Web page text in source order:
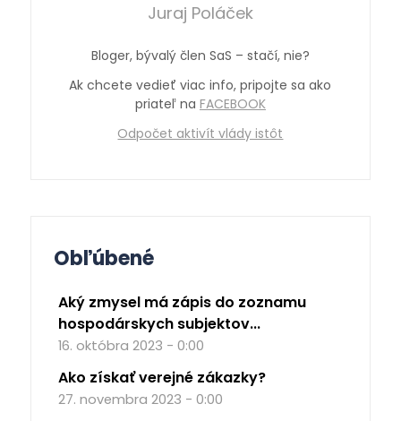
Juraj Poláček
Bloger, bývalý člen SaS – stačí, nie?
Ak chcete vedieť viac info, pripojte sa ako
priateľ na FACEBOOK
Odpočet aktivít vlády istôt
Obľúbené
Aký zmysel má zápis do zoznamu
hospodárskych subjektov...
16. októbra 2023 - 0:00
Ako získať verejné zákazky?
27. novembra 2023 - 0:00